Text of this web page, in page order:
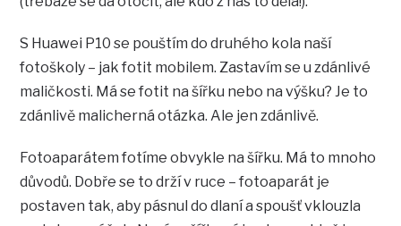
S Huawei P10 se pouštím do druhého kola naší
fotoškoly – jak fotit mobilem. Zastavím se u zdánlivé
maličkosti. Má se fotit na šířku nebo na výšku? Je to
zdánlivě malicherná otázka. Ale jen zdánlivě.
Fotoaparátem fotíme obvykle na šířku. Má to mnoho
důvodů. Dobře se to drží v ruce – fotoaparát je
postaven tak, aby pásnul do dlaní a spoušť vklouzla